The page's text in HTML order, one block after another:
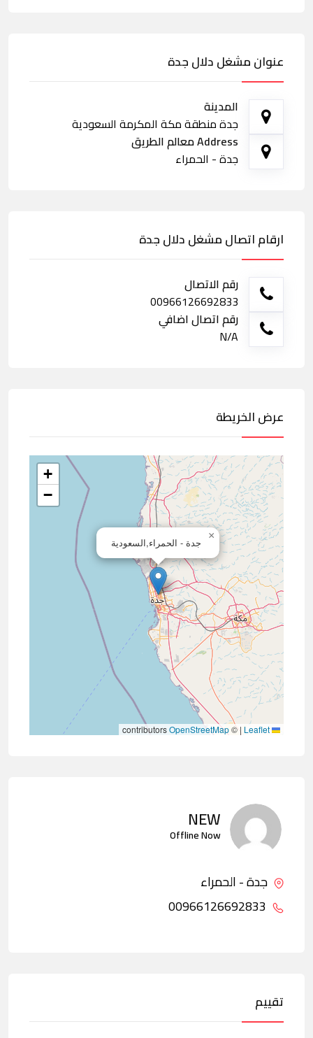
عنوان مشغل دلال جدة
المدينة
جدة منطقة مكة المكرمة السعودية
Address معالم الطريق
جدة - الحمراء
ارقام اتصال مشغل دلال جدة
رقم الاتصال
00966126692833
رقم اتصال اضافي
N/A
عرض الخريطة
جدة - الحمراء,السعودية
×
+
−
|
©
OpenStreetMap
NEW
Offline Now
جدة - الحمراء
تقييم